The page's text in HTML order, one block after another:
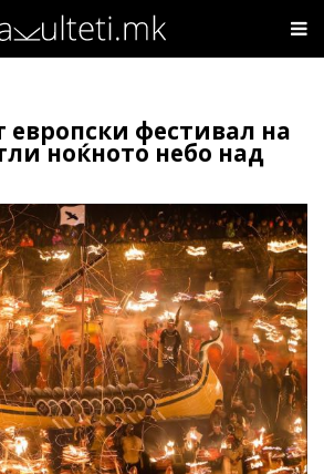
европски фестивал на
ноќното небо над